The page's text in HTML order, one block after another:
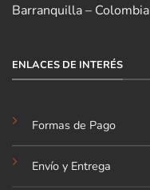
Barranquilla – Colombia
ENLACES DE INTERÉS
Formas de Pago
Envío y Entrega